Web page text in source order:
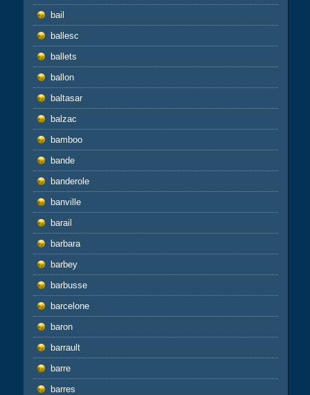
bail
ballesc
ballets
ballon
baltasar
balzac
bamboo
bande
banderole
banville
barail
barbara
barbey
barbusse
barcelone
baron
barrault
barre
barres